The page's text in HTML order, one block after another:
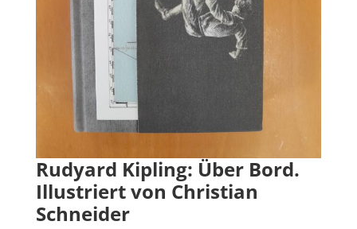
Rudyard Kipling: Über Bord.
Illustriert von Christian
Schneider